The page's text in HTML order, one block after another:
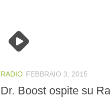
RADIO FEBBRAIO 3, 2015
Dr. Boost ospite su